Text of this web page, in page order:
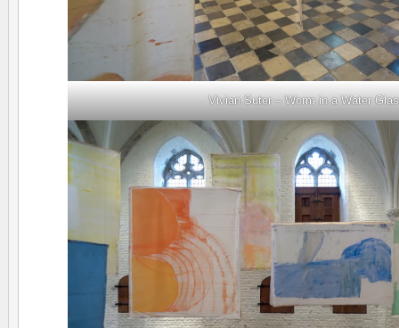
Vivian Suter – Worm in a Water